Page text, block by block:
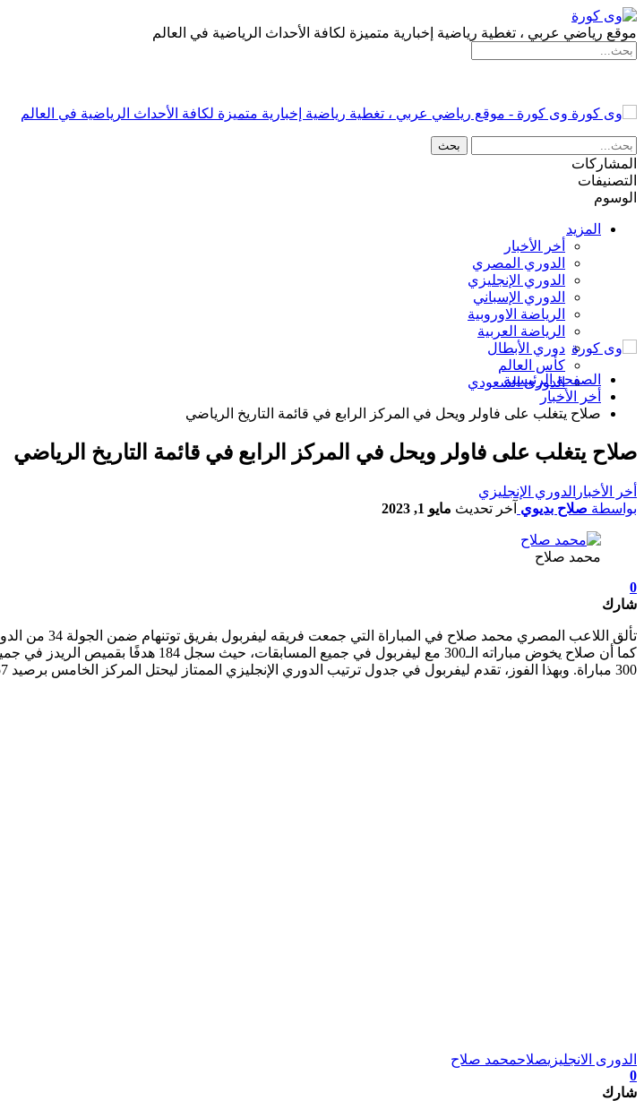
موقع رياضي عربي ، تغطية رياضية إخبارية متميزة لكافة الأحداث الرياضية في العالم
وى كورة - موقع رياضي عربي ، تغطية رياضية إخبارية متميزة لكافة الأحداث الرياضية في العالم
المشاركات
التصنيفات
الوسوم
المزيد
أخر الأخبار
الدوري المصري
الدوري الإنجليزي
الدوري الإسباني
الرياضة الاوروبية
الرياضة العربية
دوري الأبطال
كأس العالم
الدورى السعودي
الصفحة الرئيسية
أخر الأخبار
صلاح يتغلب على فاولر ويحل في المركز الرابع في قائمة التاريخ الرياضي
صلاح يتغلب على فاولر ويحل في المركز الرابع في قائمة التاريخ الرياضي
أخر الأخبار الدوري الإنجليزي
بواسطة صلاح بديوي آخر تحديث مايو 1, 2023
محمد صلاح
0
شارك
كما أن صلاح يخوض مباراته الـ300 مع
300 مباراة. وبهذا الفوز، تقدم ليفربول في جدول ترتيب الدوري الإنجليزي الممتاز ليحتل المركز الخامس برصيد 57 نقطة، فيما يحتل توتنهام المركز السادس برصيد 56 نقطة.
الدورى الانجليزيصلاحمحمد صلاح
0
شارك